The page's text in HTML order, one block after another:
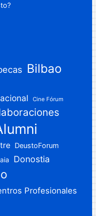
Bilbao
Cine Fórum
DeustoForum
Donostia
Profesionales